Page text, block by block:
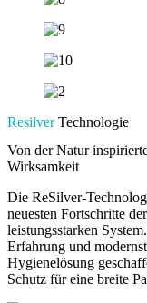
ResilverTechnologie
Von der Natur
Wirksamkeit
Die ReSilver-
neuesten Fortschritte
leistungsstarken
Erfahrung und
Hygienelösung
Schutz für eine breite